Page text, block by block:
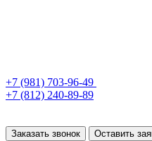
+7 (981) 703-96-49
+7 (812) 240-89-89
Заказать звонок Оставить